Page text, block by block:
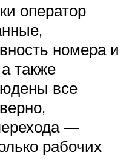
оператор
номера и
также
все
—
рабочих